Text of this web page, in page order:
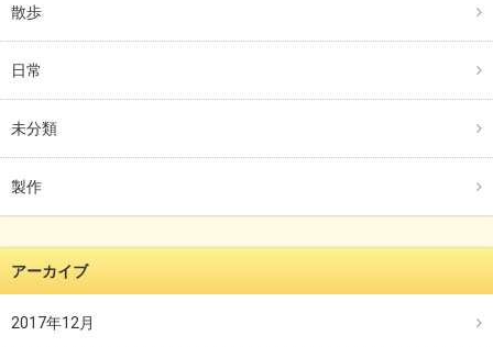
散歩
日常
未分類
製作
アーカイブ
2017年12月